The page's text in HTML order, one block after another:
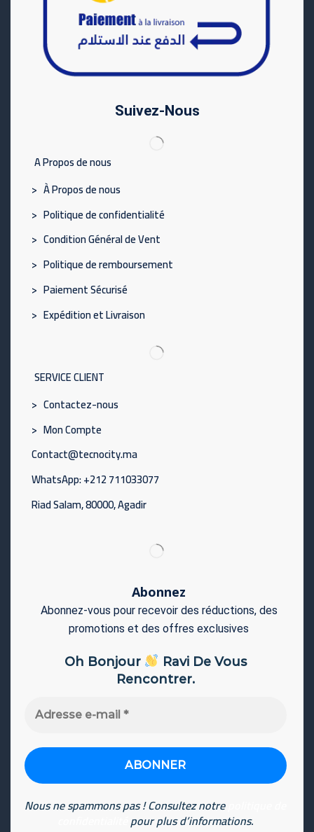
Suivez-Nous
A Propos de nous
> À Propos de nous
> Politique de confidentialité
> Condition Général de Vent
> Politique de remboursement
> Paiement Sécurisé
> Expédition et Livraison
SERVICE CLIENT
> Contactez-nous
> Mon Compte
Contact@tecnocity.ma
WhatsApp: +212 711033077
Riad Salam, 80000, Agadir
Abonnez
Abonnez-vous pour recevoir des réductions, des
promotions et des offres exclusives
Oh Bonjour
Ravi De Vous
Rencontrer.
Nous ne spammons pas ! Consultez notre
pour plus d’informations.